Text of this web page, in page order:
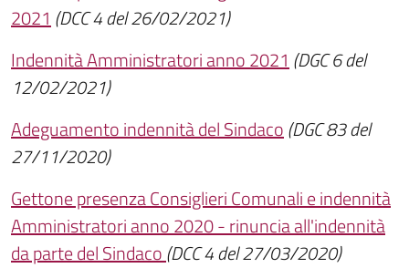
2021 (DCC 4 del 26/02/2021)
Indennità Amministratori anno 2021 (DGC 6 del
12/02/2021)
Adeguamento indennità del Sindaco(DGC 83 del
27/11/2020)
Gettone presenza Consiglieri Comunali e indennità
Amministratori anno 2020 - rinuncia all'indennità
da parte del Sindaco(DCC 4 del 27/03/2020)